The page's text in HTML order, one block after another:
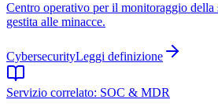
Centro operativo per il monitoraggio della
gestita alle minacce.
CybersecurityLeggi definizione
Servizio correlato: SOC & MDR